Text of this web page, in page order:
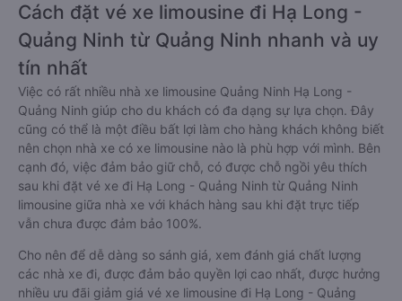
Cách đặt vé xe limousine đi Hạ Long -
Quảng Ninh từ Quảng Ninh nhanh và uy
tín nhất
Việc có rất nhiều nhà xe limousine Quảng Ninh Hạ Long -
Quảng Ninh giúp cho du khách có đa dạng sự lựa chọn. Đây
cũng có thể là một điều bất lợi làm cho hàng khách không biết
nên chọn nhà xe có xe limousine nào là phù hợp với mình. Bên
cạnh đó, việc đảm bảo giữ chỗ, có được chỗ ngồi yêu thích
sau khi đặt vé xe đi Hạ Long - Quảng Ninh từ Quảng Ninh
limousine giữa nhà xe với khách hàng sau khi đặt trực tiếp
vẫn chưa được đảm bảo 100%.
Cho nên để dễ dàng so sánh giá, xem đánh giá chất lượng
các nhà xe đi, được đảm bảo quyền lợi cao nhất, được hưởng
nhiều ưu đãi giảm giá vé xe limousine đi Hạ Long - Quảng